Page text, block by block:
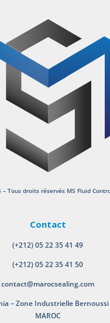
– Tous droits réservés MS Fluid
Contact
(+212) 05 22 35 41 49
(+212) 05 22 35 41 50
contact@marocsealing.com
– Zone Industrielle Bernoussi
MAROC